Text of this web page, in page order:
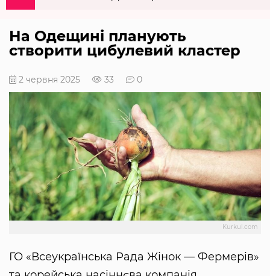
На Одещині планують
створити цибулевий кластер
2 червня 2025 33 0
Kurkul.com
ГО «Всеукраїнська Рада Жінок — Фермерів»